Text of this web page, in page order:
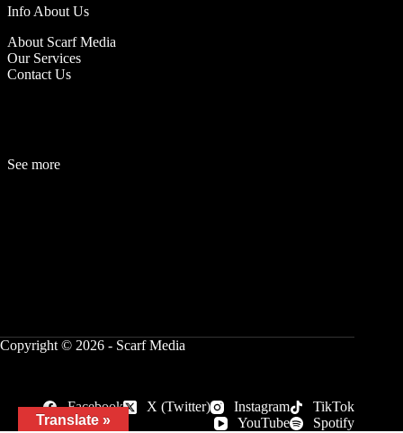
Info About Us
About Scarf Media
Our Services
Contact Us
See more
Copyright © 2026 - Scarf Media
Facebook X (Twitter) Instagram
TikTok
YouTube
Spotify
Translate »